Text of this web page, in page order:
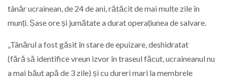
tânăr ucrainean, de 24 de ani, rătăcit de mai multe zile în
munți. Șase ore și jumătate a durat operațiunea de salvare.
„Tânărul a fost găsit în stare de epuizare, deshidratat
(fără să identifice vreun izvor în traseul făcut, ucraineanul nu
a mai băut apă de 3 zile) și cu dureri mari la membrele